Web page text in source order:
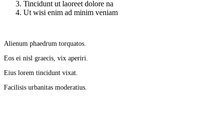
Tincidunt ut laoreet dolore na
Ut wisi enim ad minim veniam
Alienum phaedrum torquatos.
Eos ei nisl graecis, vix aperiri.
Eius lorem tincidunt vixat.
Facilisis urbanitas moderatius.